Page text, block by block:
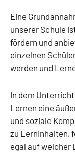
Eine
unserer Schule
fördern und
einzelnen
werden und
In dem
Lernen eine
und soziale
zu Lerninhalten,
egal auf welcher